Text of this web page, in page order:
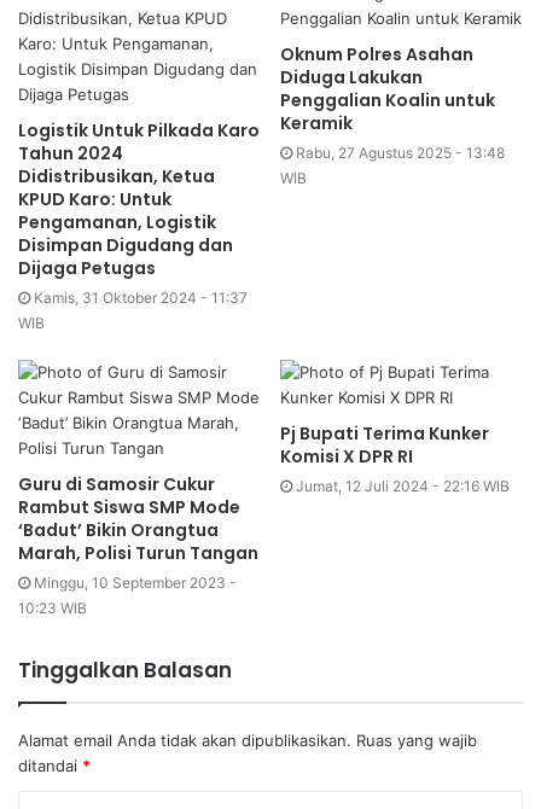
Logistik Untuk Pilkada Karo
Tahun 2024
Didistribusikan, Ketua
KPUD Karo: Untuk
Pengamanan, Logistik
Disimpan Digudang dan
Dijaga Petugas
Kamis, 31 Oktober 2024 - 11:37
WIB
Oknum Polres Asahan
Diduga Lakukan
Penggalian Koalin untuk
Keramik
Rabu, 27 Agustus 2025 - 13:48
WIB
Guru di Samosir Cukur
Rambut Siswa SMP Mode
‘Badut’ Bikin Orangtua
Marah, Polisi Turun Tangan
Minggu, 10 September 2023 -
10:23 WIB
Pj Bupati Terima Kunker
Komisi X DPR RI
Jumat, 12 Juli 2024 - 22:16 WIB
Tinggalkan Balasan
Alamat email Anda tidak akan dipublikasikan. Ruas yang wajib
ditandai *